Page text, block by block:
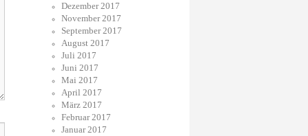
Dezember 2017
November 2017
September 2017
August 2017
Juli 2017
Juni 2017
Mai 2017
April 2017
März 2017
Februar 2017
Januar 2017